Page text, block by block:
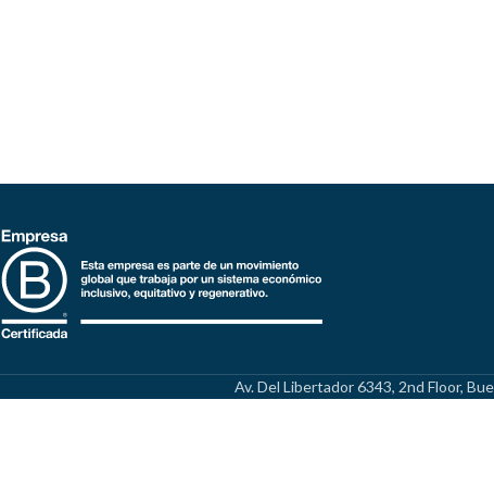
Av. Del Libertador 6343, 2nd Floor,